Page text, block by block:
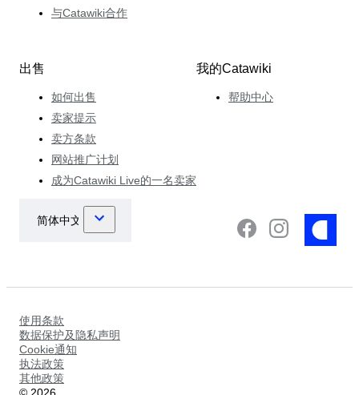
与Catawiki合作
出售
如何出售
卖家提示
卖方条款
网站推广计划
成为Catawiki Live的一名卖家
我的Catawiki
帮助中心
使用条款
数据保护及隐私声明
Cookie通知
执法政策
其他政策